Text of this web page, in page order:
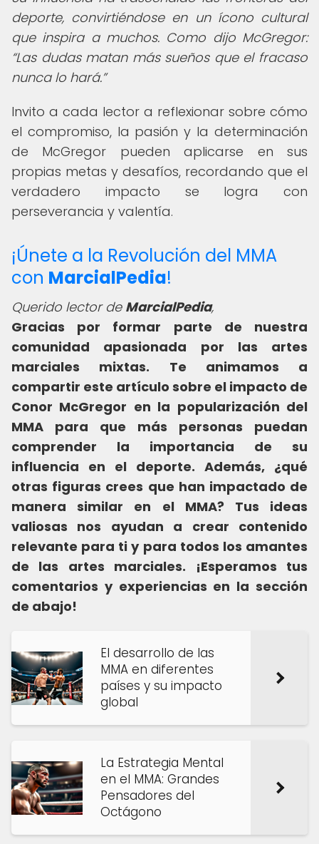
deporte, convirtiéndose en un ícono cultural
que inspira a muchos. Como dijo McGregor:
Las dudas matan más sueños que el fracaso
nunca lo hará.
Invito a cada lector a reflexionar sobre cómo
el compromiso, la pasión y la determinación
de McGregor pueden aplicarse en sus
propias metas y desafíos, recordando que el
verdadero impacto se logra con
perseverancia y valentía.
¡Únete a la Revolución del MMA
con MarcialPedia!
Querido lector de MarcialPedia,
Gracias por formar parte de nuestra
comunidad apasionada por las artes
marciales mixtas. Te animamos a
compartir este artículo sobre el impacto de
Conor McGregor en la popularización del
MMA para que más personas puedan
comprender la importancia de su
influencia en el deporte. Además, ¿qué
otras figuras crees que han impactado de
manera similar en el MMA? Tus ideas
valiosas nos ayudan a crear contenido
relevante para ti y para todos los amantes
de las artes marciales. ¡Esperamos tus
comentarios y experiencias en la sección
de abajo!
El desarrollo de las
MMA en diferentes
países y su impacto
global
La Estrategia Mental
en el MMA: Grandes
Pensadores del
Octágono